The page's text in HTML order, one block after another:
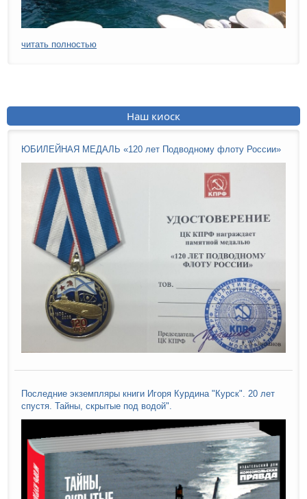
читать полностью
Наш киоск
ЮБИЛЕЙНАЯ МЕДАЛЬ «120 лет Подводному флоту России»
Последние экземпляры книги Игоря Курдина "Курск". 20 лет
спустя. Тайны, скрытые под водой".